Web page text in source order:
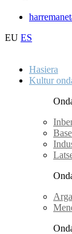
EU ES
Hasiera
Kultur